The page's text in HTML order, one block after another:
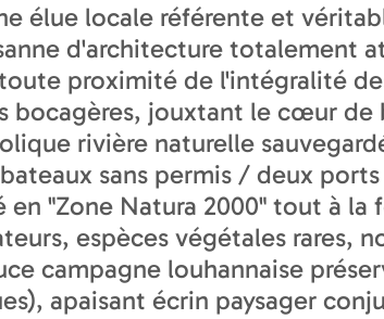
élue locale référente et
d'architecture totalement
proximité de l'intégralité
bocagères, jouxtant le cœur
rivière naturelle
sans permis / deux
"Zone Natura 2000" tout à
espèces végétales rares,
campagne louhannaise
apaisant écrin paysager